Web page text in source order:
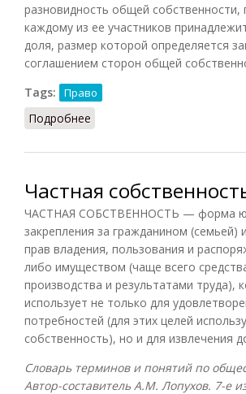
разновидность общей собственности,
каждому из ее участников
доля, размер которой определяется
соглашением сторон общей
Tags:
Право
Подробнее
Частная
ЧАСТНАЯ СОБСТВЕННОСТЬ — форма
закрепления за гражданином (семьей)
прав владения, пользования и
либо имуществом (чаще всего
производства и результатами труда),
использует не только для
потребностей (для этих целей
собственность), но и для извлечения
Словарь терминов и понятий по
Автор-составитель А.М. Лопухов. 7-е